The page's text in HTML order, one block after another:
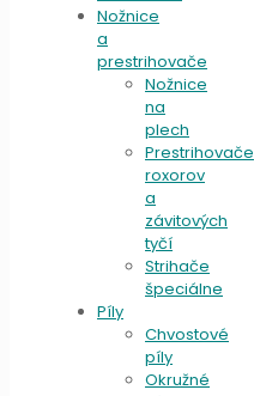
Nožnice
a
prestrihovače
Nožnice
na
plech
Prestrihovače
roxorov
a
závitových
tyčí
Strihače
špeciálne
Píly
Chvostové
píly
Okružné